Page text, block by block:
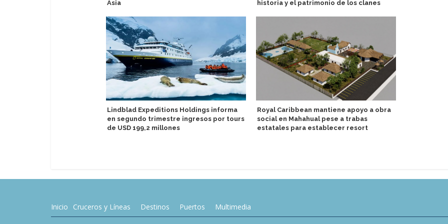
Asia
Lindblad Expeditions Holdings informa
en segundo trimestre ingresos por tours
de USD 199,2 millones
historia y el patrimonio de los clanes
Royal Caribbean mantiene apoyo a obra
social en Mahahual pese a trabas
estatales para establecer resort
Inicio Cruceros y Líneas Destinos Puertos Multimedia